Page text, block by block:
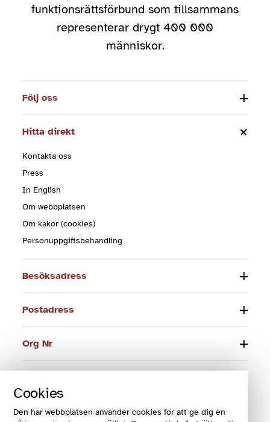
Cookies
Den här webbplatsen använder cookies för att ge dig en
funktionsrättsförbund som tillsammans
representerar drygt 400 000
människor.
Följ oss
Hitta direkt
Kontakta oss
Press
In English
Om webbplatsen
Om kakor (cookies)
Personuppgiftsbehandling
Besöksadress
Postadress
Org Nr
E-post